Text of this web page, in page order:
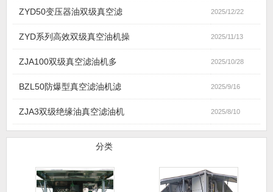
ZYD50变压器油双级真空滤 2025/12/22
ZYD系列高效双级真空油机操 2025/11/13
ZJA100双级真空滤油机多 2025/10/28
BZL50防爆型真空滤油机滤 2025/9/16
ZJA3双级绝缘油真空滤油机 2025/8/10
分类